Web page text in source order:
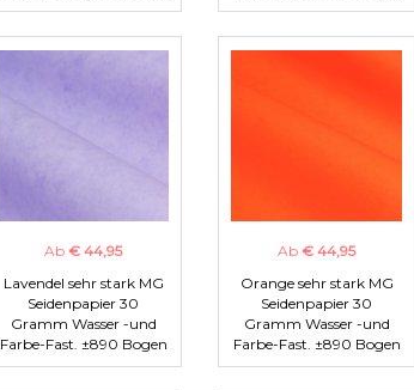
Ab € 44,95
Lavendel sehr stark MG
Seidenpapier 30
Gramm Wasser -und
Farbe-Fast. ±890 Bogen
Ab € 44,95
Orange sehr stark MG
Seidenpapier 30
Gramm Wasser -und
Farbe-Fast. ±890 Bogen